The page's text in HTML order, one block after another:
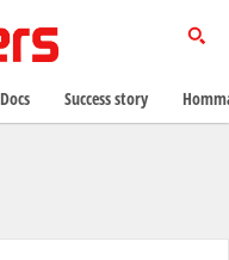
Success story